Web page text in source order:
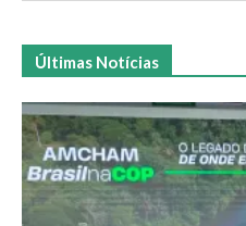
Últimas Notícias